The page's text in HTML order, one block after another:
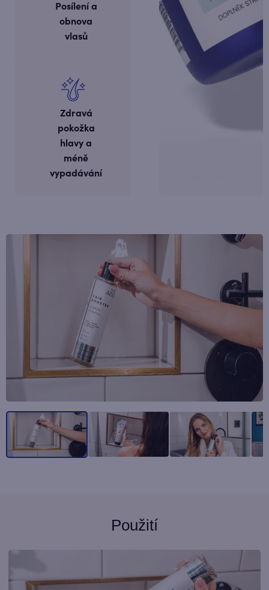
Posílení a
obnova
vlasů
Zdravá
pokožka
hlavy a
méně
vypadávání
Použití